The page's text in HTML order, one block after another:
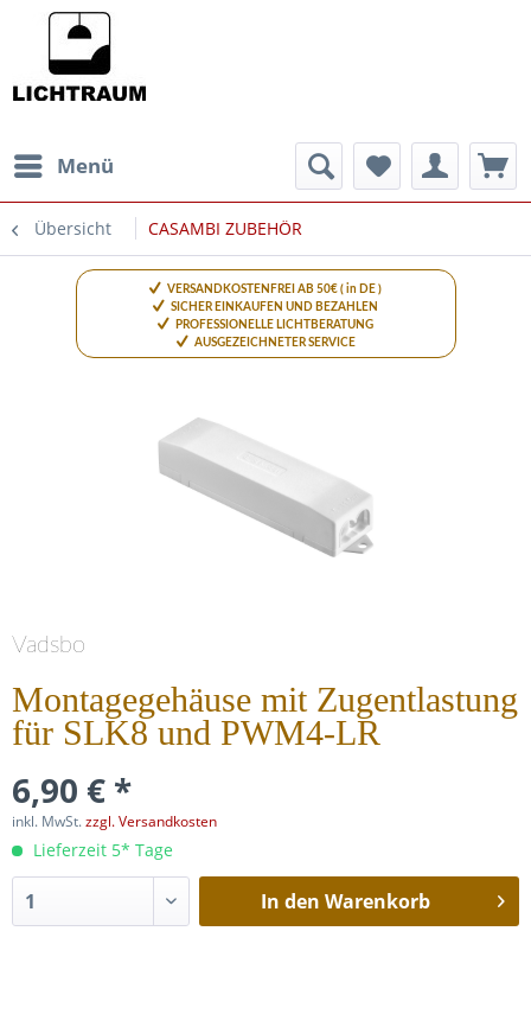
Menü
Übersicht CASAMBI ZUBEHÖR
VERSANDKOSTENFREI AB 50€ ( in DE )
SICHER EINKAUFEN UND BEZAHLEN
PROFESSIONELLE LICHTBERATUNG
AUSGEZEICHNETER SERVICE
Vadsbo
Montagegehäuse mit Zugentlastung
für SLK8 und PWM4-LR
6,90 € *
inkl. MwSt.zzgl. Versandkosten
Lieferzeit 5* Tage
In den Warenkorb